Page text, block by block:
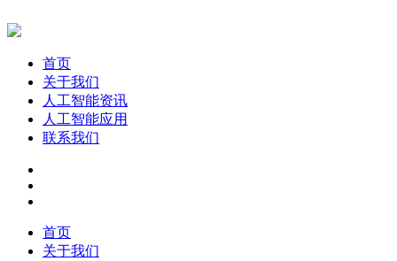
首页
关于我们
人工智能资讯
人工智能应用
联系我们
首页
关于我们